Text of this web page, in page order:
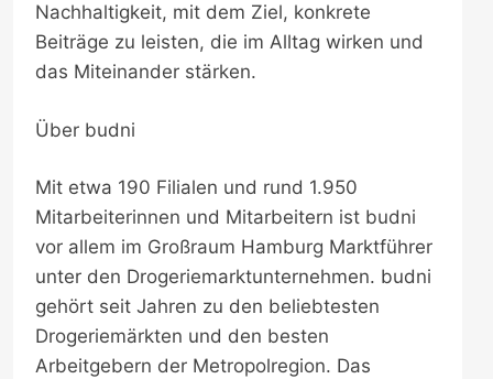
Nachhaltigkeit, mit dem Ziel, konkrete
Beiträge zu leisten, die im Alltag wirken und
das Miteinander stärken.
Über budni
Mit etwa 190 Filialen und rund 1.950
Mitarbeiterinnen und Mitarbeitern ist budni
vor allem im Großraum Hamburg Marktführer
unter den Drogeriemarktunternehmen. budni
gehört seit Jahren zu den beliebtesten
Drogeriemärkten und den besten
Arbeitgebern der Metropolregion. Das